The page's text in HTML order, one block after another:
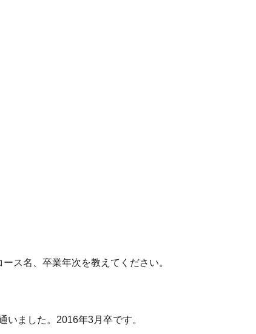
名、卒業年次を教えてください。
いました。2016年3月卒です。